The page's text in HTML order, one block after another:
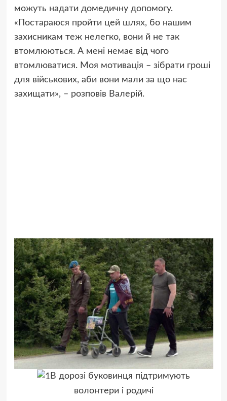
можуть надати домедичну допомогу.
«Постараюся пройти цей шлях, бо нашим
захисникам теж нелегко, вони й не так
втомлюються. А мені немає від чого
втомлюватися. Моя мотивація – зібрати гроші
для військових, аби вони мали за що нас
захищати», – розповів Валерій.
В дорозі буковинця підтримують
волонтери і родичі